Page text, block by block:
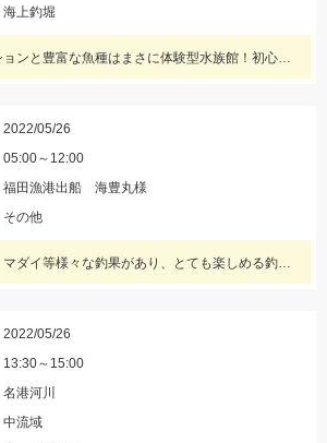
海上釣堀
絶景のロケーションと豊富な魚種はまさに体験型水族館！初心者でも手軽に釣れますよ！
2022/05/26
05:00～12:00
福田漁港出船 海豊丸様
その他
サバ、イサキ、マダイ等様々な釣果があり、とても楽しめる釣りです！
2022/05/26
13:30～15:00
名港河川
中流域